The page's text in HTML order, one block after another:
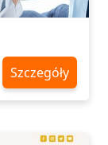
Szczegóły